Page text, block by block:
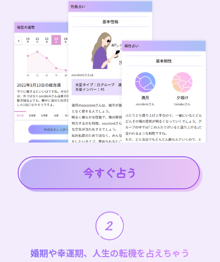
婚期や幸運期、人生の転機を占えちゃう